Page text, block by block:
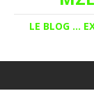
LE BLOG ...